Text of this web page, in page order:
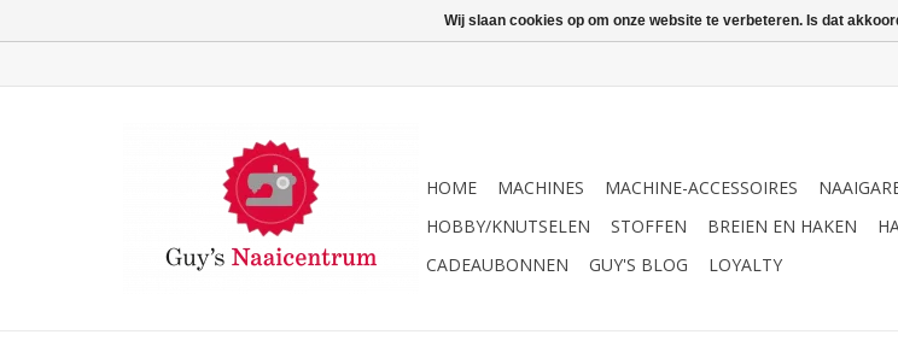
HOME MACHINES MACHINE-ACCESSOIRES
HOBBY/KNUTSELEN
STOFFEN BREIEN EN HAKEN
CADEAUBONNEN
GUY'S BLOG LOYALTY
Wij slaan cookies op om onze website te verbeteren. Is dat